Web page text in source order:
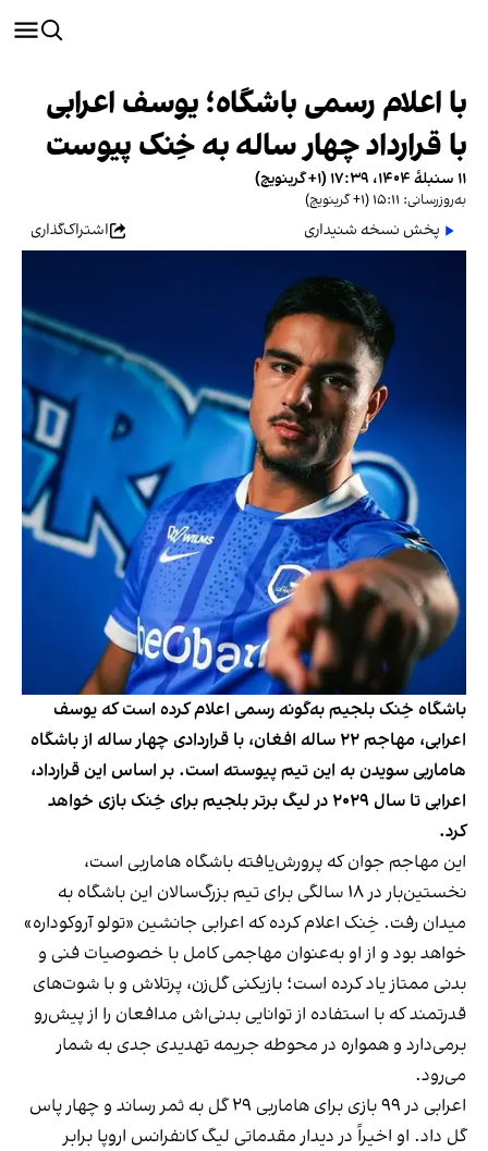
با اعلام رسمی باشگاه؛ یوسف اعرابی
با قرارداد چهار ساله به خِنک پیوست
۱۱ سنبلهٔ ۱۴۰۴، ۱۷:۳۹ (‎+۱ گرینویچ)
به‌روزرسانی: ۱۵:۱۱ (‎+۱ گرینویچ)
پخش نسخه شنیداری اشتراک‌گذاری
باشگاه خِنک بلجیم به‌گونه رسمی اعلام کرده است که یوسف
اعرابی، مهاجم ۲۲ ساله افغان، با قراردادی چهار ساله از باشگاه
هاماربی سویدن به این تیم پیوسته است. بر اساس این قرارداد،
اعرابی تا سال ۲۰۲۹ در لیگ برتر بلجیم برای خِنک بازی خواهد
کرد.
این مهاجم جوان که پرورش‌یافته باشگاه هاماربی است،
نخستین‌بار در ۱۸ سالگی برای تیم بزرگ‌سالان این باشگاه به
میدان رفت. خِنک اعلام کرده که اعرابی جانشین «تولو آروکوداره»
خواهد بود و از او به‌عنوان مهاجمی کامل با خصوصیات فنی و
بدنی ممتاز یاد کرده است؛ بازیکنی گل‌زن، پرتلاش و با شوت‌های
قدرتمند که با استفاده از توانایی بدنی‌اش مدافعان را از پیش‌رو
برمی‌دارد و همواره در محوطه جریمه تهدیدی جدی به شمار
می‌رود.
اعرابی در ۹۹ بازی برای هاماربی ۲۹ گل به ثمر رساند و چهار پاس
گل داد. او اخیراً در دیدار مقدماتی لیگ کانفرانس اروپا برابر